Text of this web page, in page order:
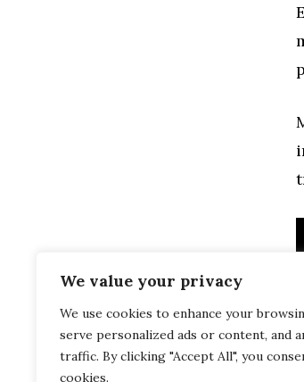
We value your privacy
We use cookies to enhance your
serve personalized ads or content, and
traffic. By clicking "Accept All", you
cookies.